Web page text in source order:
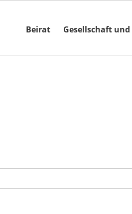
Beirat Gesellschaft und